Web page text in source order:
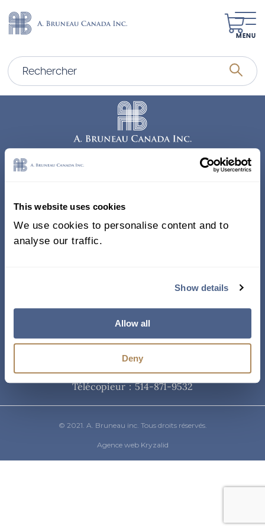
This website uses cookies
We use cookies to personalise content and to
analyse our traffic.
Show details
Allow all
Deny
MENU
338, Rue Saint-Antoine E.
Bureau 011, Montréal QC
H2Y 1A3 Canada
Téléphone
514-871-9821/ 1-800-361-8487
Télécopieur : 514-871-9532
© 2021. A. Bruneau inc. Tous droits réservés.
Agence web Kryzalid